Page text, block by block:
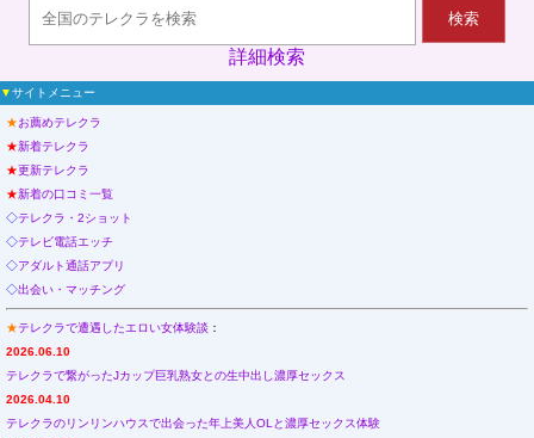
検索
詳細検索
▼サイトメニュー
★お薦めテレクラ
★新着テレクラ
★更新テレクラ
★新着の口コミ一覧
◇テレクラ・2ショット
◇テレビ電話エッチ
◇アダルト通話アプリ
◇出会い・マッチング
★テレクラで遭遇したエロい女体験談 ：
2026.06.10
テレクラで繋がったJカップ巨乳熟女との生中出し濃厚セックス
2026.04.10
テレクラのリンリンハウスで出会った年上美人OLと濃厚セックス体験